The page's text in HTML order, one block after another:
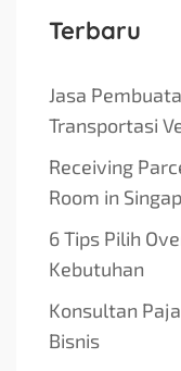
Terbaru
Jasa
Transportasi
Receiving
Room in
6 Tips Pilih
Kebutuhan
Konsultan
Bisnis